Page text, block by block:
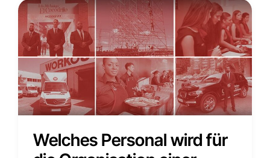
Welches Personal wird für